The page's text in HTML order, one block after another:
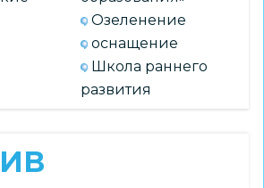
Озеленение
оснащение
Школа раннего
развития